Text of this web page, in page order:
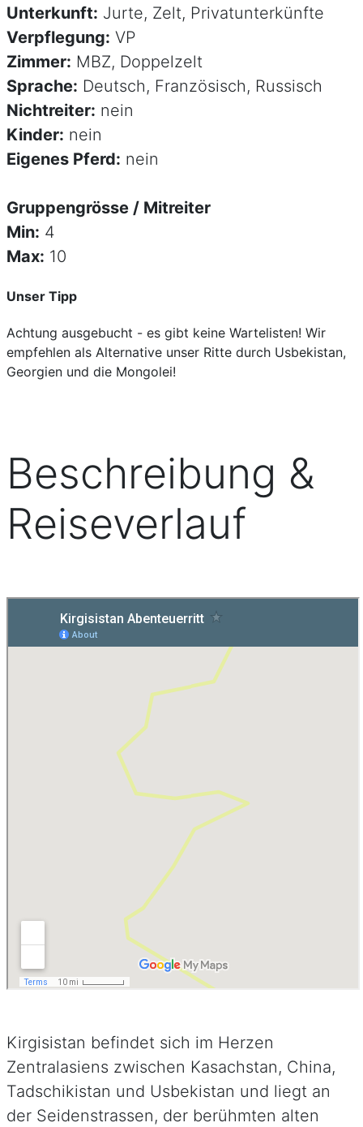
Unterkunft: Jurte, Zelt, Privatunterkünfte
Verpflegung: VP
Zimmer: MBZ, Doppelzelt
Sprache: Deutsch, Französisch, Russisch
Nichtreiter: nein
Kinder: nein
Eigenes Pferd: nein
Gruppengrösse / Mitreiter
Min: 4
Max: 10
Unser Tipp
Achtung ausgebucht - es gibt keine Wartelisten! Wir
empfehlen als Alternative unser Ritte durch Usbekistan,
Georgien und die Mongolei!
Beschreibung &
Reiseverlauf
Kirgisistan befindet sich im Herzen
Zentralasiens zwischen Kasachstan, China,
Tadschikistan und Usbekistan und liegt an
der Seidenstrassen, der berühmten alten